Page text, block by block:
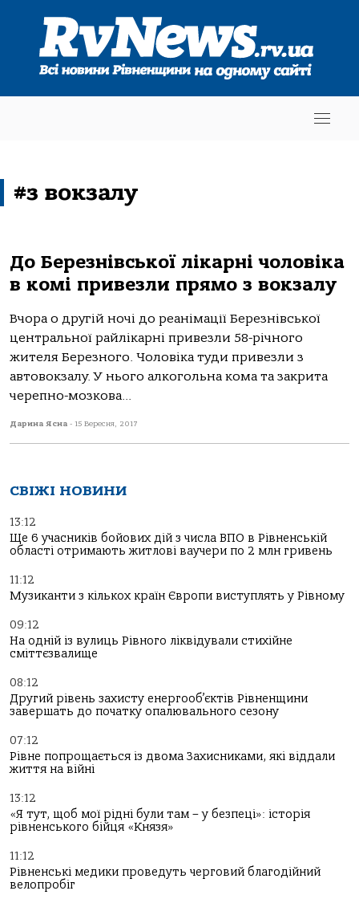
#з вокзалу
До Березнівської лікарні чоловіка
в комі привезли прямо з вокзалу
Вчора о другій ночі до реанімації Березнівської
центральної райлікарні привезли 58-річного
жителя Березного. Чоловіка туди привезли з
автовокзалу. У нього алкогольна кома та закрита
черепно-мозкова...
Дарина Ясна - 15 Вересня, 2017
СВІЖІ НОВИНИ
13:12
Ще 6 учасників бойових дій з числа ВПО в Рівненській
області отримають житлові ваучери по 2 млн гривень
11:12
Музиканти з кількох країн Європи виступлять у Рівному
09:12
На одній із вулиць Рівного ліквідували стихійне
сміттєзвалище
08:12
Другий рівень захисту енергооб’єктів Рівненщини
завершать до початку опалювального сезону
07:12
Рівне попрощається із двома Захисниками, які віддали
життя на війні
13:12
«Я тут, щоб мої рідні були там – у безпеці»: історія
рівненського бійця «Князя»
11:12
Рівненські медики проведуть черговий благодійний
велопробіг